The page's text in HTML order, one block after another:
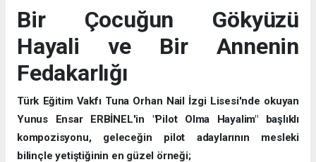
Bir Çocuğun Gökyüzü
Hayali ve Bir Annenin
Fedakarlığı
Türk Eğitim Vakfı Tuna Orhan Nail İzgi Lisesi'nde okuyan
Yunus Ensar ERBİNEL'in "Pilot Olma Hayalim" başlıklı
kompozisyonu, geleceğin pilot adaylarının mesleki
bilinçle yetiştiğinin en güzel örneği;